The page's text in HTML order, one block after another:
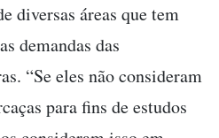
diversas áreas que tem
demandas das
“Se eles não consideram
para fins de estudos